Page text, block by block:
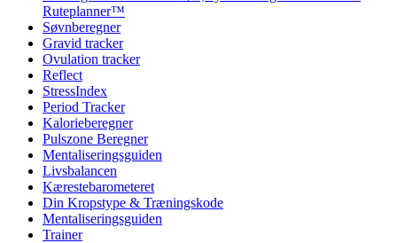
Ruteplanner™
Søvnberegner
Gravid tracker
Ovulation tracker
Reflect
StressIndex
Period Tracker
Kalorieberegner
Pulszone Beregner
Mentaliseringsguiden
Livsbalancen
Kærestebarometeret
Din Kropstype & Træningskode
Mentaliseringsguiden
Trainer